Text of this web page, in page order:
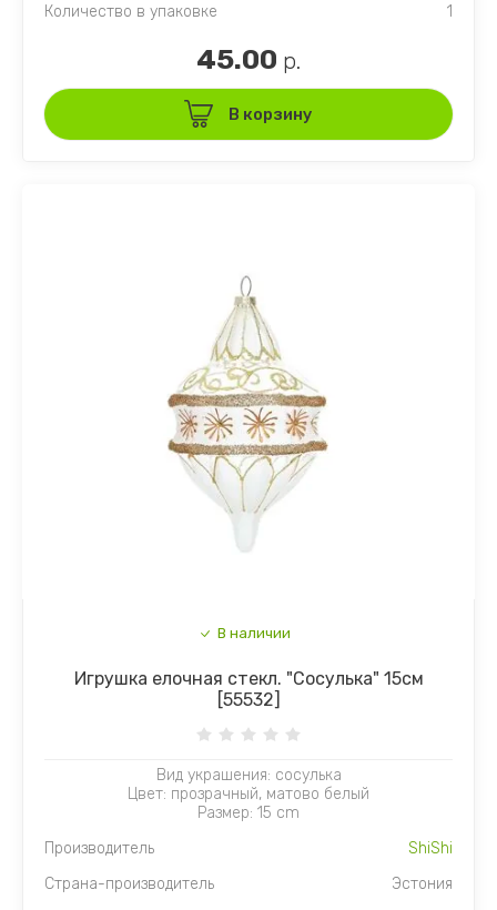
Количество в упаковке
1
45.00 р.
В корзину
В наличии
Игрушка елочная стекл. "Сосулька" 15см
[55532]
Вид украшения: сосулька
Цвет: прозрачный, матово белый
Размер: 15 cm
Производитель
ShiShi
Страна-производитель
Эстония